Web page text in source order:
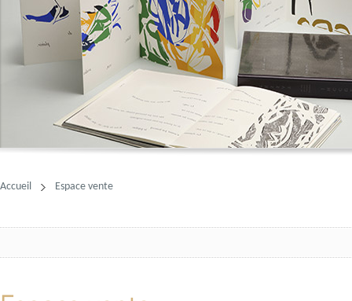
Accueil Espace vente